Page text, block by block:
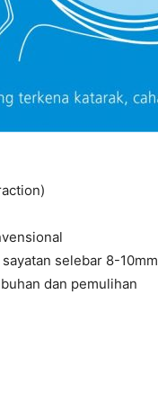
selebar 8-10mm
dan pemulihan